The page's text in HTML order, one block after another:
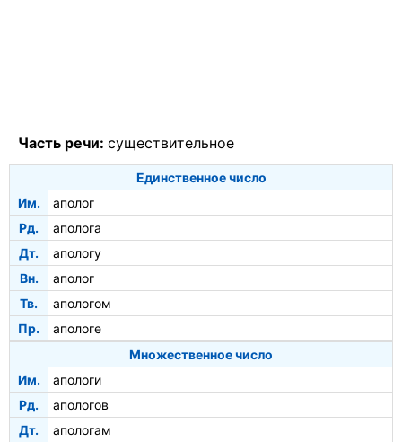
Часть речи: существительное
Единственное число
Им.
аполог
Рд.
аполога
Дт.
апологу
Вн.
аполог
Тв.
апологом
Пр.
апологе
Множественное число
Им.
апологи
Рд.
апологов
Дт.
апологам